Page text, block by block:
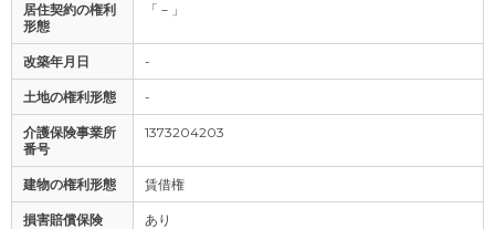
居住契約の権利
形態
「－」
改築年月日 -
土地の権利形態 -
介護保険事業所
番号
1373204203
建物の権利形態 賃借権
損害賠償保険 あり